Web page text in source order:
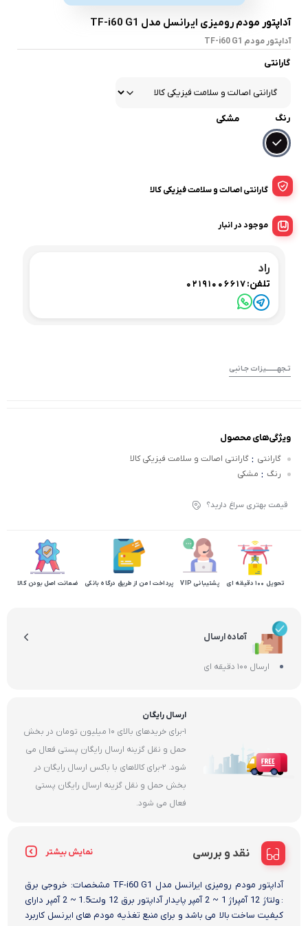
آداپتور مودم رومیزی ایرانسل مدل TF-i60 G1
آداپتور مودم TF-i60 G1
گارانتی
رنگ مشکی
گارانتی اصالت و سلامت فیزیکی کالا
موجود در انبار
راد
تلفن:02191006617
تـجهــــــــیزات جـانبی
ویژگی‌های محصول
گارانتی : گارانتی اصالت و سلامت فیزیکی کالا
رنگ : مشکی
قیمت بهتری سراغ دارید؟
تحویل 100 دقیقه ای پشتیبانی VIP پرداخت امن از طریق درگاه بانکی ضمانت اصل بودن کالا
آماده ارسال
ارسال 100 دقیقه ای
ارسال رایگان
1-برای خریدهای بالای 10 میلیون تومان در بخش
حمل و نقل گزینه ارسال رایگان پستی فعال می
شود. 2-برای کالاهای با باکس ارسال رایگان در
بخش حمل و نقل گزینه ارسال رایگان پستی
فعال می شود.
نقد و بررسی نمایش بیشتر
آداپتور مودم رومیزی ایرانسل مدل TF-i60 G1 مشخصات: خروجی برق
: ولتاژ 12 آمپراژ 1 ~ 2 آمپر پایدار آداپتور برق 12 ولت1.5 ~ 2 آمپر دارای
کیفیت ساخت بالا می باشد و برای منبع تغذیه مودم های ایرنسل کاربرد